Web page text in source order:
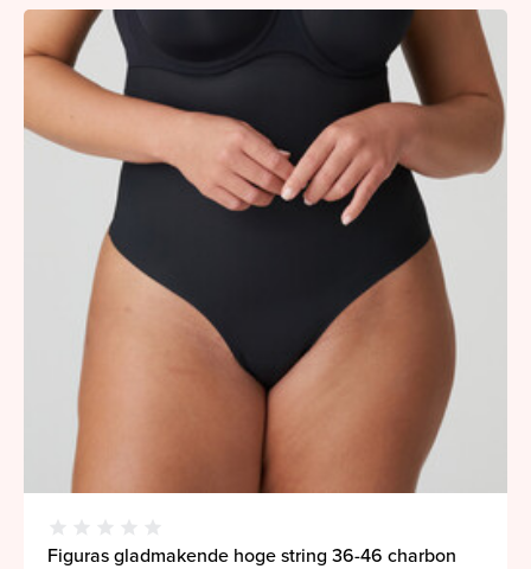
Figuras gladmakende hoge string 36-46 charbon